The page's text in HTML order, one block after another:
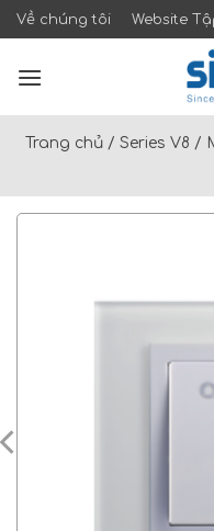
Skip
to
content
Về chúng tôi Website
Trang chủ / Series V8 /